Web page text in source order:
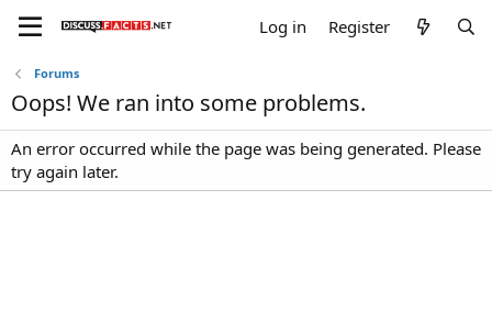
Log in Register
Forums
Oops! We ran into some problems.
An error occurred while the page was being generated. Please
try again later.